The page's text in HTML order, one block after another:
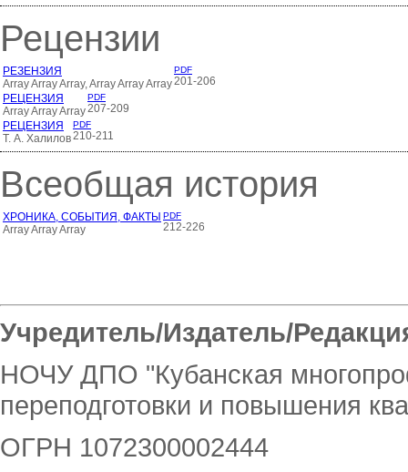
Рецензии
РЕЗЕНЗИЯ
Array Array Array, Array Array Array
PDF
201-206
РЕЦЕНЗИЯ
Array Array Array
PDF
207-209
РЕЦЕНЗИЯ
Т. А. Халилов
PDF
210-211
Всеобщая история
ХРОНИКА, СОБЫТИЯ, ФАКТЫ
Array Array Array
PDF
212-226
Учредитель/Издатель/
НОЧУ ДПО "Кубанская
переподготовки и повышения
ОГРН 1072300002444